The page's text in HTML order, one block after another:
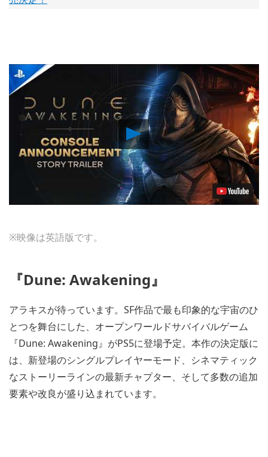
Play
Video
※映像は英語版です。
『Dune: Awakening』
アラキスが待っています。SF作品で最も印象的な宇宙のひ
とつを舞台にした、オープンワールドサバイバルゲーム
『Dune: Awakening』がPS5に登場予定。本作の決定版に
は、新登場のシングルプレイヤーモード、シネマティック
なストーリーラインの最新チャプター、そして多数の追加
要素や改良が盛り込まれています。